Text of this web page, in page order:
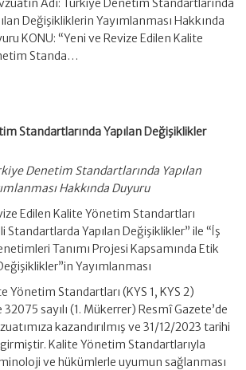
Adı: Türkiye Denetim Standartlarında
Değişikliklerin Yayımlanması Hakkında
KONU: “Yeni ve Revize Edilen Kalite
Standa…
Standartlarında Yapılan Değişiklikler
Denetim Standartlarında Yapılan
Hakkında Duyuru
Edilen Kalite Yönetim Standartları
Standartlarda Yapılan Değişiklikler” ile “İş
Tanımı Projesi Kapsamında Etik
Yayımlanması
Yönetim Standartları (KYS 1, KYS 2)
sayılı (1. Mükerrer) Resmî Gazete’de
kazandırılmış ve 31/12/2023 tarihi
Kalite Yönetim Standartlarıyla
ve hükümlerle uyumun sağlanması